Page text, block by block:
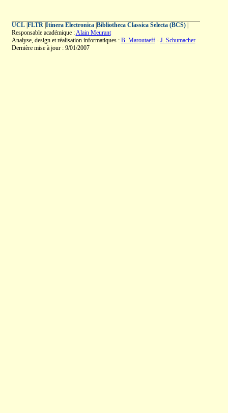
UCL| FLTR| Itinera Electronica| Bibliotheca Classica Selecta (BCS)|
Responsable académique :Alain Meurant
Analyse, design et réalisation informatiques : B. Maroutaeff- J. Schumacher
Dernière mise à jour : 9/01/2007